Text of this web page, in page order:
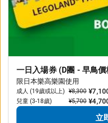
一日入場券 (D團 - 早鳥價
限日本樂高樂園使用
成人 (19歲或以上) ¥8,300
兒童 (3-18歲) ¥5,700
立